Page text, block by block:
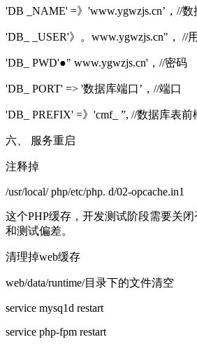
'DB _NAME' =》'www.ygwzjs.cn’，//数
'DB_ _USER'》。www.ygwzjs.cn"， //
'DB_ PWD'●" www.ygwzjs.cn'，//密码
'DB_ PORT' => '数据库端口’，//端口
'DB_ PREFIX' =》'cmf_ ”, //数据库表前
六、 服务重启
注释掉
/usr/local/ php/etc/php. d/02-opcache.in1
这个PHP缓存，开发测试阶段需要关
和测试偏差。
清理掉web缓存
web/data/runtime/目录下的文件清空
service mysq1d restart
service php-fpm restart